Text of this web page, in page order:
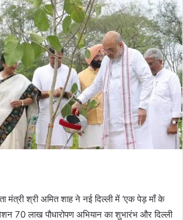
मंत्री श्री अमित शाह ने नई दिल्ली में ‘एक पेड़ माँ के
70 लाख पौधारोपण अभियान का शुभारंभ और दिल्ली